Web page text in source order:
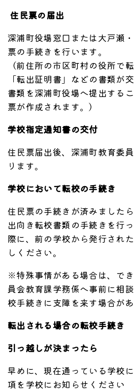
住民票の届出
深浦町役場窓口または大戸瀬
票の手続きを行います。
（前住所の市区町村の役所で
「転出証明書」などの書類が
書類を深浦町役場へ提出する
票が作成されます。）
学校指定通知書の交付
住民票届出後、深浦町教育委
ります。
学校において転校の手続き
住民票の手続きが済みました
出向き転校書類の手続きを行
際に、前の学校から発行され
しください。
※特殊事情がある場合は、で
員会教育課学務係へ事前に相
校手続きに支障を来す場合があ
転出される場合の転校手続き
引っ越しが決まったら
早めに、現在通っている学校
項を学校にお知らせください